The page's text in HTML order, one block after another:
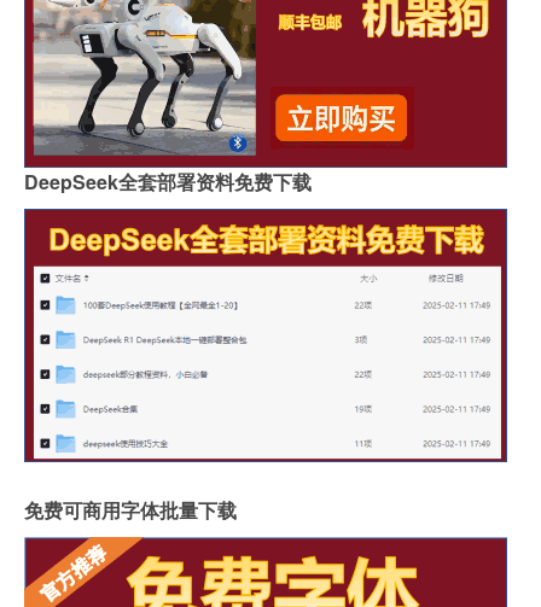
DeepSeek全套部署资料免费下载
免费可商用字体批量下载